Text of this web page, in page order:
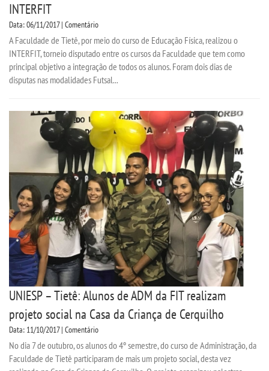
INTERFIT
Data: 06/11/2017 | Comentário
A Faculdade de Tietê, por meio do curso de Educação Física, realizou o
INTERFIT, torneio disputado entre os cursos da Faculdade que tem como
principal objetivo a integração de todos os alunos. Foram dois dias de
disputas nas modalidades Futsal...
UNIESP – Tietê: Alunos de ADM da FIT realizam
projeto social na Casa da Criança de Cerquilho
Data: 11/10/2017 | Comentário
No dia 7 de outubro, os alunos do 4º semestre, do curso de Administração, da
Faculdade de Tietê participaram de mais um projeto social, desta vez